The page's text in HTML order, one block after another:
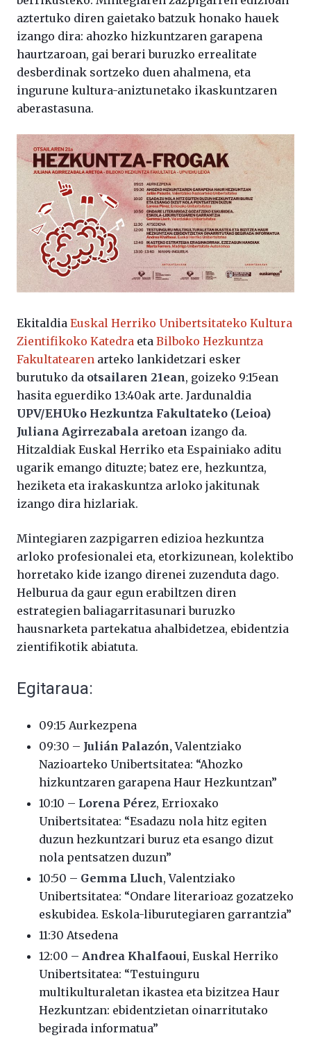
aztertuko diren gaietako batzuk honako hauek
izango dira: ahozko hizkuntzaren garapena
haurtzaroan, gai berari buruzko errealitate
desberdinak sortzeko duen ahalmena, eta
ingurune kultura-aniztunetako ikaskuntzaren
aberastasuna.
Ekitaldia Euskal Herriko Unibertsitateko Kultura
Zientifikoko Katedra eta Bilboko Hezkuntza
Fakultatearen arteko lankidetzari esker
burutuko da otsailaren 21ean, goizeko 9:15ean
hasita eguerdiko 13:40ak arte. Jardunaldia
UPV/EHUko Hezkuntza Fakultateko (Leioa)
Juliana Agirrezabala aretoan izango da.
Hitzaldiak Euskal Herriko eta Espainiako aditu
ugarik emango dituzte; batez ere, hezkuntza,
heziketa eta irakaskuntza arloko jakitunak
izango dira hizlariak.
Mintegiaren zazpigarren edizioa hezkuntza
arloko profesionalei eta, etorkizunean, kolektibo
horretako kide izango direnei zuzenduta dago.
Helburua da gaur egun erabiltzen diren
estrategien baliagarritasunari buruzko
hausnarketa partekatua ahalbidetzea, ebidentzia
zientifikotik abiatuta.
Egitaraua:
09:15 Aurkezpena
09:30 – Julián Palazón,Valentziako
Nazioarteko Unibertsitatea: “Ahozko
hizkuntzaren garapena Haur Hezkuntzan”
10:10 – Lorena Pérez, Errioxako
Unibertsitatea: “Esadazu nola hitz egiten
duzun hezkuntzari buruz eta esango dizut
nola pentsatzen duzun”
10:50 – Gemma Lluch, Valentziako
Unibertsitatea: “Ondare literarioaz gozatzeko
eskubidea. Eskola-liburutegiaren garrantzia”
11:30 Atsedena
12:00 – Andrea Khalfaoui, Euskal Herriko
Unibertsitatea: “Testuinguru
multikulturaletan ikastea eta bizitzea Haur
Hezkuntzan: ebidentzietan oinarritutako
begirada informatua”